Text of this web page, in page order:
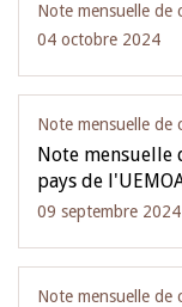
Note mensuelle de
04 octobre 2024
Note mensuelle de
Note mensuelle
pays de
09 septembre 2024
Note mensuelle de